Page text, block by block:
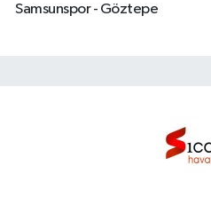
Samsunspor - Göztepe